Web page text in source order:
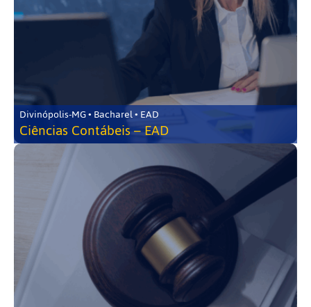
Divinópolis-MG • Bacharel • EAD
Ciências Contábeis – EAD